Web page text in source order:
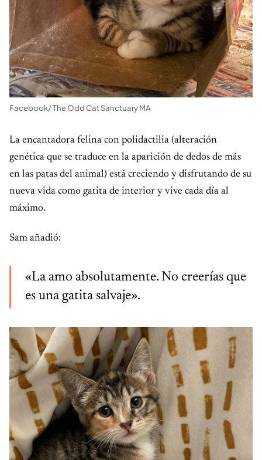
Facebook/ The Odd Cat Sanctuary MA
La encantadora felina con polidactilia (alteración
genética que se traduce en la aparición de dedos de más
en las patas del animal) está creciendo y disfrutando de su
nueva vida como gatita de interior y vive cada día al
máximo.
Sam añadió:
«La amo absolutamente. No creerías que
es una gatita salvaje».